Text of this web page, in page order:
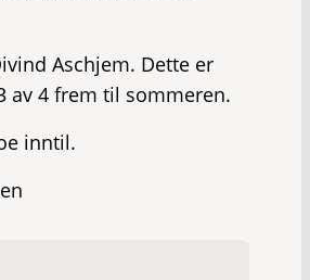
Aschjem. Dette er
av 4 frem til sommeren.
inntil.